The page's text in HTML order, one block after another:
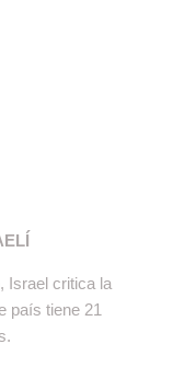
Israel critica la
país tiene 21